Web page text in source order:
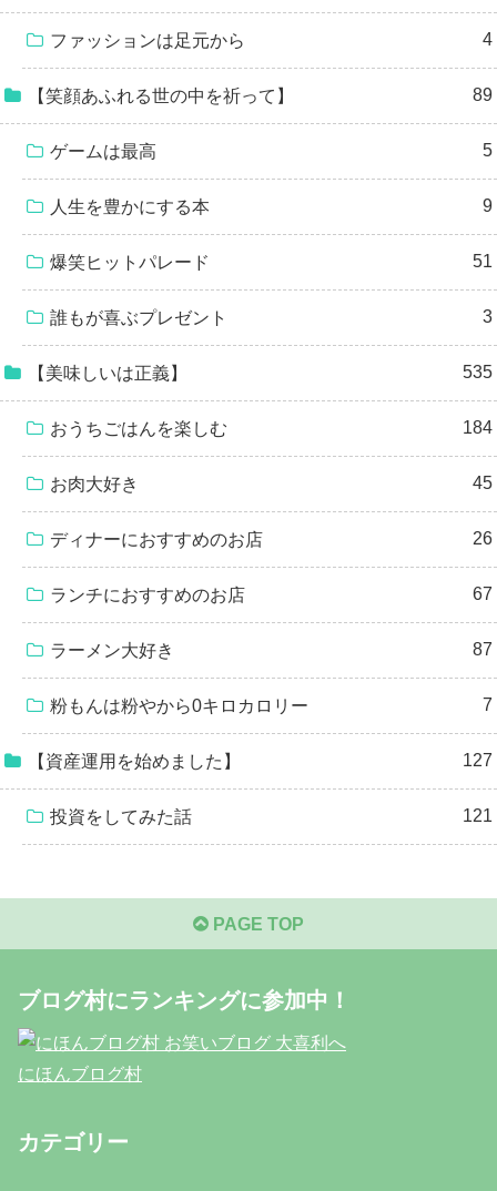
ファッションは足元から 4
【笑顔あふれる世の中を祈って】 89
ゲームは最高 5
人生を豊かにする本 9
爆笑ヒットパレード 51
誰もが喜ぶプレゼント 3
【美味しいは正義】 535
おうちごはんを楽しむ 184
お肉大好き 45
ディナーにおすすめのお店 26
ランチにおすすめのお店 67
ラーメン大好き 87
粉もんは粉やから0キロカロリー 7
【資産運用を始めました】 127
投資をしてみた話 121
PAGE TOP
ブログ村にランキングに参加中！
にほんブログ村
カテゴリー